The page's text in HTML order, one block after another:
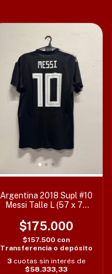
Argentina 2018 Supl #10
Messi Talle L (57 x 75
$175.000
$157.500 con
Transferencia o depósito
3 cuotas sin interés de
$58.333,33